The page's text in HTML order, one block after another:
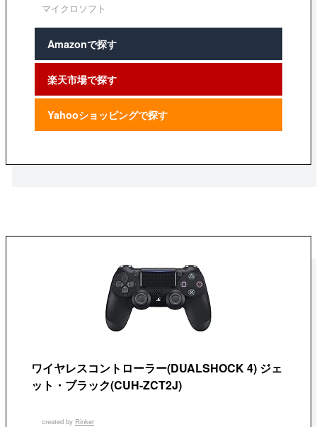
マイクロソフト
Amazonで探す
楽天市場で探す
Yahooショッピングで探す
ワイヤレスコントローラー(DUALSHOCK 4) ジェ
ット・ブラック(CUH-ZCT2J)
created by Rinker